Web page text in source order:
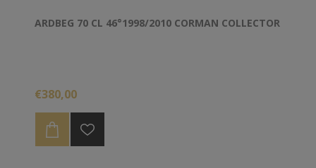
ARDBEG 70 CL 46°1998/2010 CORMAN COLLECTOR
€380,00